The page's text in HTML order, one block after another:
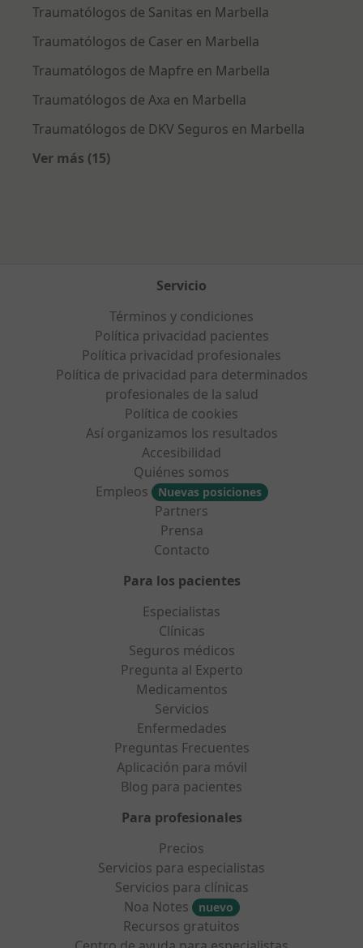
Traumatólogos de Sanitas en Marbella
Traumatólogos de Caser en Marbella
Traumatólogos de Mapfre en Marbella
Traumatólogos de Axa en Marbella
Traumatólogos de DKV Seguros en Marbella
Ver más (15)
Servicio
Términos y condiciones
Política privacidad pacientes
Política privacidad profesionales
Política de privacidad para determinados
profesionales de la salud
Política de cookies
Así organizamos los resultados
Accesibilidad
Quiénes somos
Empleos
Nuevas posiciones
Partners
Prensa
Contacto
Para los pacientes
Especialistas
Clínicas
Seguros médicos
Pregunta al Experto
Medicamentos
Servicios
Enfermedades
Preguntas Frecuentes
Aplicación para móvil
Blog para pacientes
Para profesionales
Precios
Servicios para especialistas
Servicios para clínicas
Noa Notes
nuevo
Recursos gratuitos